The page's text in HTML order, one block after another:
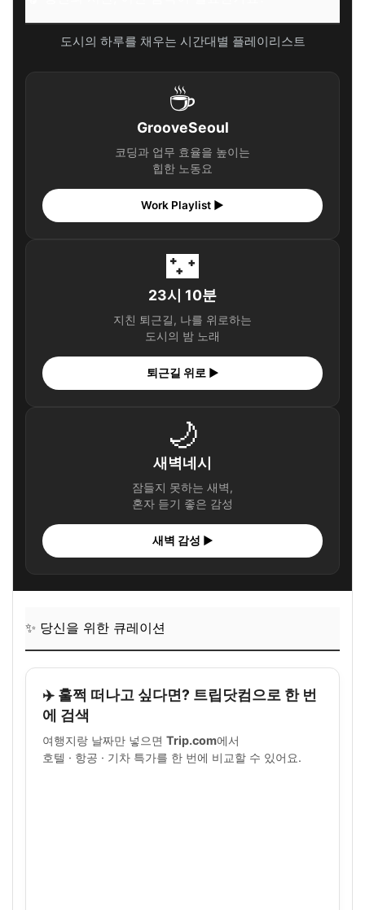
도시의 하루를 채우는 시간대별 플레이리스트
☕
GrooveSeoul
코딩과 업무 효율을 높이는
힙한 노동요
Work Playlist ▶
🌃
23시 10분
지친 퇴근길, 나를 위로하는
도시의 밤 노래
퇴근길 위로 ▶
🌙
새벽네시
잠들지 못하는 새벽,
혼자 듣기 좋은 감성
새벽 감성 ▶
✨ 당신을 위한 큐레이션
✈️ 훌쩍 떠나고 싶다면? 트립닷컴으로 한 번
에 검색
여행지랑 날짜만 넣으면 Trip.com에서
호텔 · 항공 · 기차 특가를 한 번에 비교할 수 있어요.